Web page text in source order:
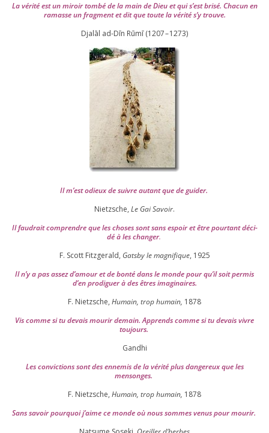
La véri­té est un miroir tom­bé de la main de Dieu et qui s’est bri­sé. Chacun en
ramasse un frag­ment et dit que toute la véri­té s’y trouve.
Djalāl ad-Dīn Rūmī (1207–1273)
Il m’est odieux de suivre autant que de gui­der.
Nietzsche, Le Gai Savoir.
Il fau­drait com­prendre que les choses sont sans espoir et être pour­tant déci­
dé à les chan­ger.
F. Scott Fitzgerald, Gatsby le magni­fique, 1925
Il n’y a pas assez d’a­mour et de bon­té dans le monde pour qu’il soit per­mis
d’en pro­di­guer à des êtres imaginaires.
F. Nietzsche, Humain, trop humain, 1878
Vis comme si tu devais mou­rir demain. Apprends comme si tu devais vivre
toujours.
Gandhi
Les convic­tions sont des enne­mis de la véri­té plus dan­ge­reux que les
mensonges.
F. Nietzsche, Humain, trop humain, 1878
Sans savoir pour­quoi j’aime ce monde où nous sommes venus pour mourir.